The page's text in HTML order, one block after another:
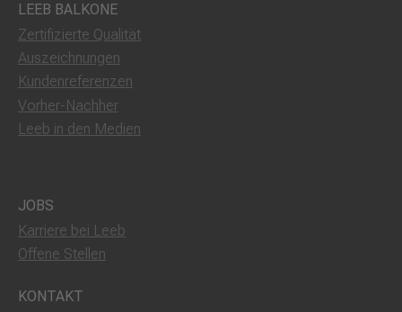
LEEB BALKONE
Zertifizierte Qualität
Auszeichnungen
Kundenreferenzen
Vorher-Nachher
Leeb in den Medien
JOBS
Karriere bei Leeb
Offene Stellen
KONTAKT